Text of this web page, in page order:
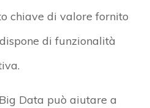
chiave di valore fornito
di funzionalità
Data può aiutare a